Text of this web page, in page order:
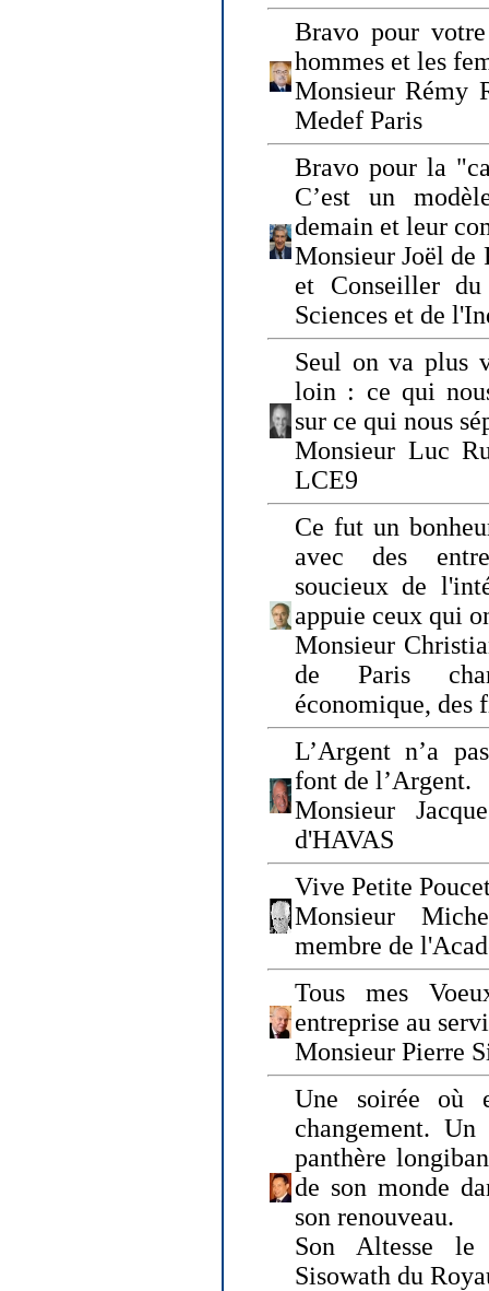
Bravo pour
hommes et les
Monsieur Rémy
Medef Paris
Bravo pour la
C’est un
demain et leur
Monsieur Joël de
et Conseiller
Sciences et de
Seul on va plus
loin : ce qui
sur ce qui nous
Monsieur Luc
LCE9
Ce fut un
avec des
soucieux de
appuie ceux qui
Monsieur
de Paris
économique, des
L’Argent n’a
font de l’Argent.
Monsieur
d'HAVAS
Vive Petite
Monsieur
membre de
Tous mes
entreprise au
Monsieur Pierre
Une soirée où
changement.
panthère
de son monde
son renouveau.
Son Altesse le
Sisowath du